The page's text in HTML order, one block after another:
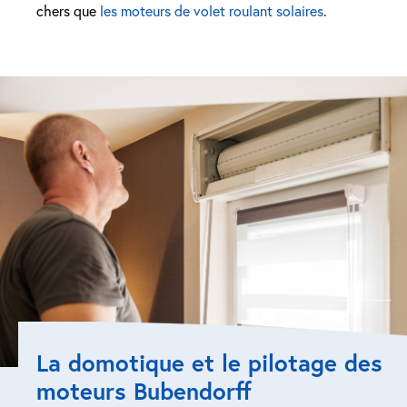
chers que les moteurs de volet roulant solaires.
La domotique et le pilotage des
moteurs Bubendorff